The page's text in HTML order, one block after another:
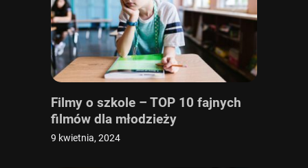
Filmy o szkole – TOP 10 fajnych
filmów dla młodzieży
9 kwietnia, 2024